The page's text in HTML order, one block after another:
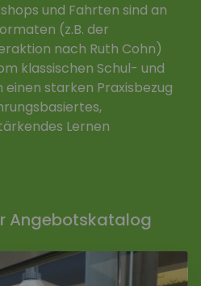
und Fahrten sind an
(z.B. der
nach Ruth Cohn)
klassischen Schul- und
starken Praxisbezug
Lernen
Angebotskatalog